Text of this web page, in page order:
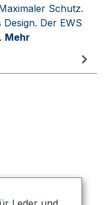
Schutz.
Der EWS
Mehr